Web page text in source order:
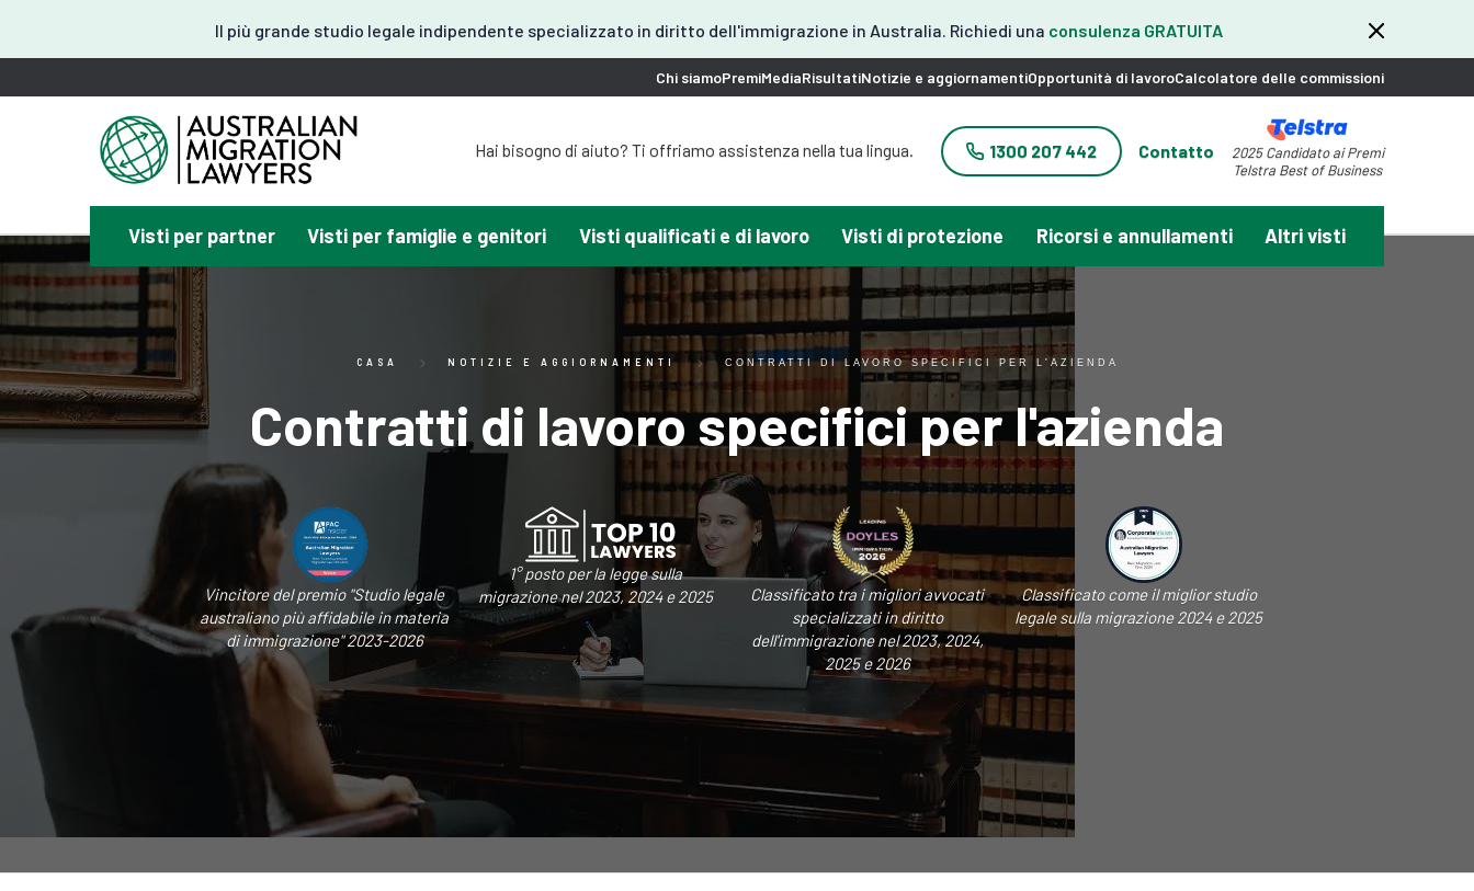
Il più grande studio legale indipendente specializzato in diritto dell'immigrazione in Australia. Richiedi una consulenza GRATUITA
Chi siamoPremiMediaRisultatiNotizie e aggiornamentiOpportunità di lavoroCalcolatore delle commissioni
Hai bisogno di aiuto? Ti offriamo assistenza nella tua lingua.
Hai bisogno di aiuto per il visto? Possiamo aiutarti in spagnolo.
Qui offriamo assistenza in vietnamita.
1300 207 442 Contatto
2025 Candidato ai Premi
Telstra Best of Business
Visti per partner Visti per famiglie e genitori Visti qualificati e di lavoro Visti di protezione Ricorsi e annullamenti Altri visti
CASA NOTIZIE E AGGIORNAMENTI CONTRATTI DI LAVORO SPECIFICI PER L'AZIENDA
Contratti di lavoro specifici per l'azienda
Vincitore del premio "Studio legale
australiano più affidabile in materia
di immigrazione" 2023-2026
1° posto per la legge sulla
migrazione nel 2023, 2024 e 2025
Classificato tra i migliori avvocati
specializzati in diritto
dell'immigrazione nel 2023, 2024,
2025 e 2026
Classificato come il miglior studio
legale sulla migrazione 2024 e 2025